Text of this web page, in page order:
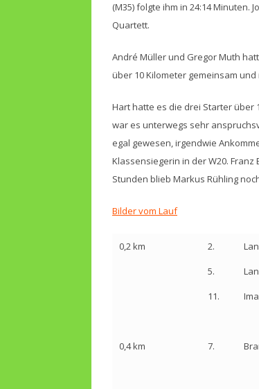
(M35) folgte ihm in 24:14 Minuten.
Quartett.
André Müller und Gregor Muth
über 10 Kilometer gemeinsam
Hart hatte es die drei Starter über
war es unterwegs sehr
egal gewesen, irgendwie
Klassensiegerin in der W20. Franz
Stunden blieb Markus Rühling
Bilder vom Lauf
0,2 km 2.
5.
11.
0,4 km 7.